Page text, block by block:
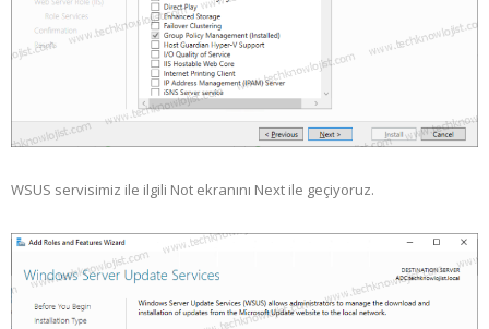
WSUS servisimiz ile ilgili Not ekranını Next ile geçiyoruz.